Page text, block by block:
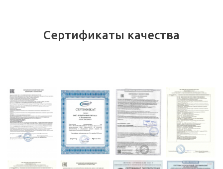
Сертификаты качества